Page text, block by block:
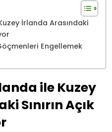
İrlanda Arasındaki
Engellemek
ile Kuzey
Sınırın Açık